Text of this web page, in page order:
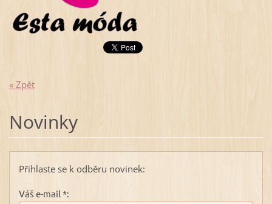
« Zpět
Novinky
Přihlaste se k odběru novinek:
Váš e-mail *: